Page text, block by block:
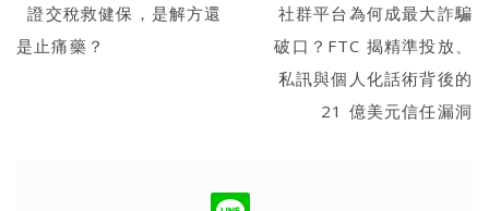
證交稅救健保，是解方還
是止痛藥？
社群平台為何成最大詐騙
破口？FTC 揭精準投放、
私訊與個人化話術背後的
21 億美元信任漏洞